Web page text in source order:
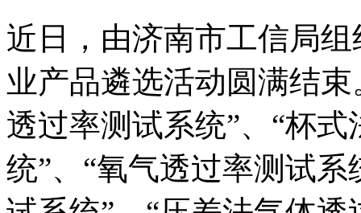
近日，由济南市工信局
业产品遴选活动圆满结
透过率测试系统”、“杯
统”、“氧气透过率测试